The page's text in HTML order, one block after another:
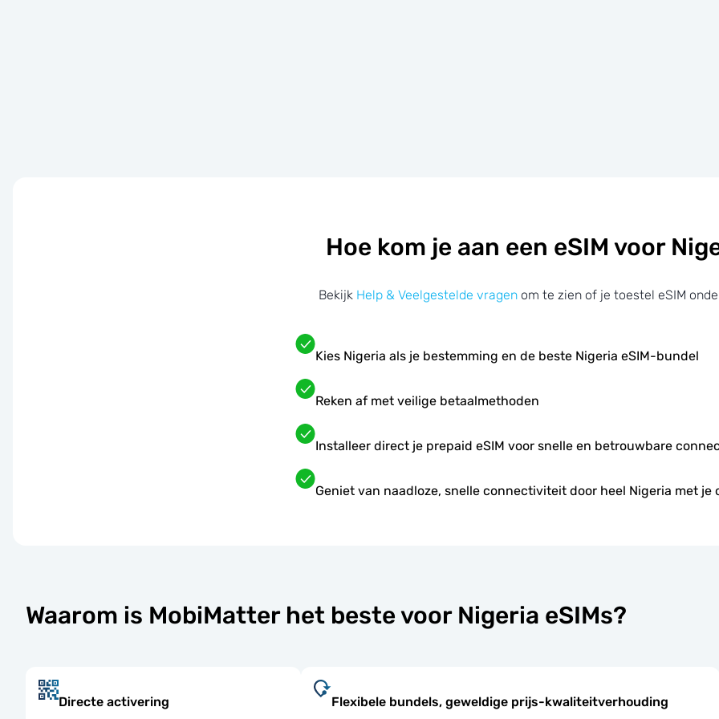
Hoe kom je aan een eSIM voor
Bekijk Help & Veelgestelde vragenom te zien of je toestel eSIM
Kies Nigeria als je bestemming en de beste Nigeria eSIM-bundel
Reken af met veilige betaalmethoden
Installeer direct je prepaid eSIM voor snelle en betrouwbare
Geniet van naadloze, snelle connectiviteit door heel Nigeria met je
Waarom is MobiMatter het beste voor Nigeria eSIMs?
Directe activering Flexibele bundels, geweldige prijs-kwaliteitverhouding